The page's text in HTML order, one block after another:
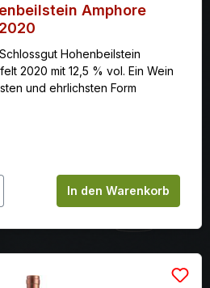
Amphore
Hohenbeilstein
2020 mit 12,5 % vol. Ein Wein
und ehrlichsten Form
Gib den
In den Warenkorb